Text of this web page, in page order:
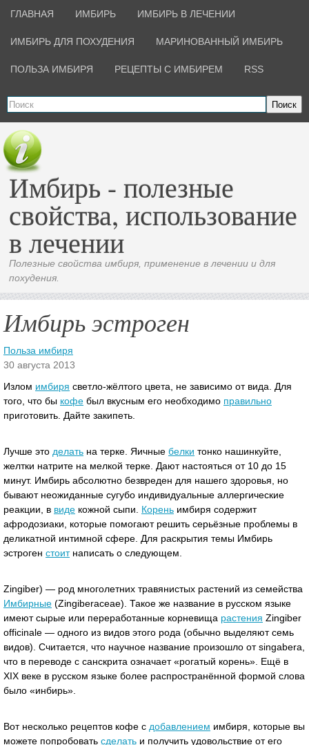
ГЛАВНАЯ ИМБИРЬ ИМБИРЬ В ЛЕЧЕНИИ
ИМБИРЬ ДЛЯ ПОХУДЕНИЯ МАРИНОВАННЫЙ ИМБИРЬ
ПОЛЬЗА ИМБИРЯ РЕЦЕПТЫ С ИМБИРЕМ RSS
Поиск
Имбирь - полезные
свойства, использование
в лечении
Полезные свойства имбиря, применение в лечении и для
похудения.
Имбирь эстроген
Польза имбиря
30 августа 2013
Излом имбиря светло-жёлтого цвета, не зависимо от вида. Для
того, что бы кофе был вкусным его необходимо правильно
приготовить. Дайте закипеть.
Лучше это делать на терке. Яичные белки тонко нашинкуйте,
желтки натрите на мелкой терке. Дают настояться от 10 до 15
минут. Имбирь абсолютно безвреден для нашего здоровья, но
бывают неожиданные сугубо индивидуальные аллергические
реакции, в виде кожной сыпи. Корень имбиря содержит
афродозиаки, которые помогают решить серьёзные проблемы в
деликатной интимной сфере. Для раскрытия темы Имбирь
эстроген стоитнаписать о следующем.
Zingiber) — род многолетних травянистых растений из семейства
Имбирные (Zingiberaceae). Такое же название в русском языке
имеют сырые или переработанные корневища растения Zingiber
officinale — одного из видов этого рода (обычно выделяют семь
видов). Считается, что научное название произошло от singabera,
что в переводе с санскрита означает «рогатый корень». Ещё в
XIX веке в русском языке более распространённой формой слова
было «инбирь».
Вот несколько рецептов кофе с добавлением имбиря, которые вы
можете попробовать сделать и получить удовольствие от его